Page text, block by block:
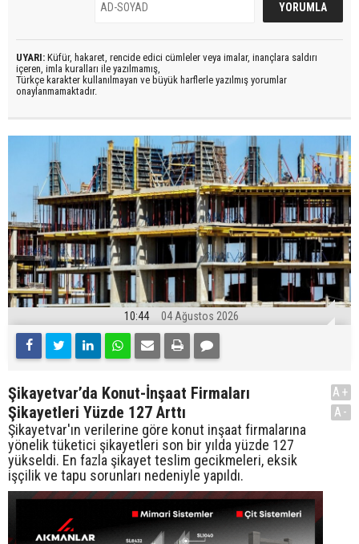
UYARI: Küfür, hakaret, rencide edici cümleler veya imalar, inançlara saldırı
içeren, imla kuralları ile yazılmamış,
Türkçe karakter kullanılmayan ve büyük harflerle yazılmış yorumlar
onaylanmamaktadır.
10:44 04 Ağustos 2026
Şikayetvar’da Konut-İnşaat Firmaları
Şikayetleri Yüzde 127 Arttı
Şikayetvar'ın verilerine göre konut inşaat firmalarına
yönelik tüketici şikayetleri son bir yılda yüzde 127
yükseldi. En fazla şikayet teslim gecikmeleri, eksik
işçilik ve tapu sorunları nedeniyle yapıldı.
A+
A-